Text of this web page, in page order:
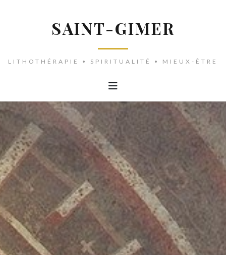
SAINT-GIMER
LITHOTHÉRAPIE • SPIRITUALITÉ • MIEUX-ÊTRE